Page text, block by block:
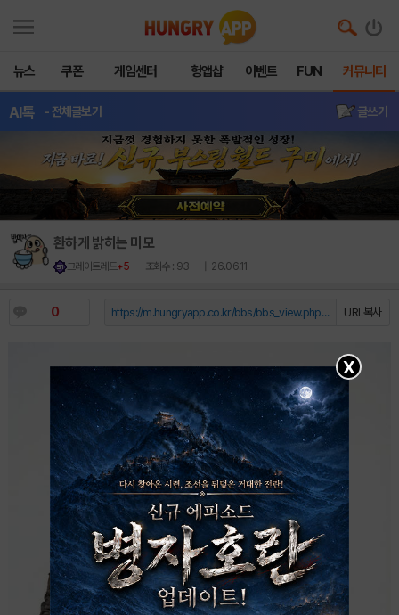
뉴스 쿠폰 게임센터 헝앱샵 이벤트 FUN 커뮤니티
AI톡 - 전체글보기 글쓰기
환하게 밝히는 미모
그레이트레드+5 조회수 : 93 | 26.06.11
0 URL복사
https://m.hungryapp.co.kr/bbs/bbs_view.php?durl=Y...
X